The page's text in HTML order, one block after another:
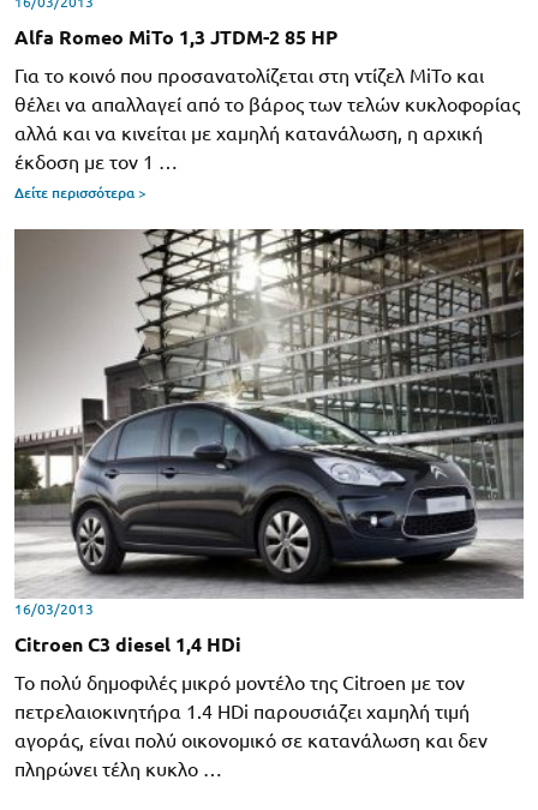
Alfa Romeo MiTo 1,3 JTDM-2 85 HP
Για το κοινό που προσανατολίζεται στη ντίζελ MiTo και
θέλει να απαλλαγεί από το βάρος των τελών κυκλοφορίας
αλλά και να κινείται με χαμηλή κατανάλωση, η αρχική
έκδοση με τον 1 …
Δείτε περισσότερα >
16/03/2013
Citroen C3 diesel 1,4 HDi
Το πολύ δημοφιλές μικρό μοντέλο της Citroen με τον
πετρελαιοκινητήρα 1.4 HDi παρουσιάζει χαμηλή τιμή
αγοράς, είναι πολύ οικονομικό σε κατανάλωση και δεν
πληρώνει τέλη κυκλο …